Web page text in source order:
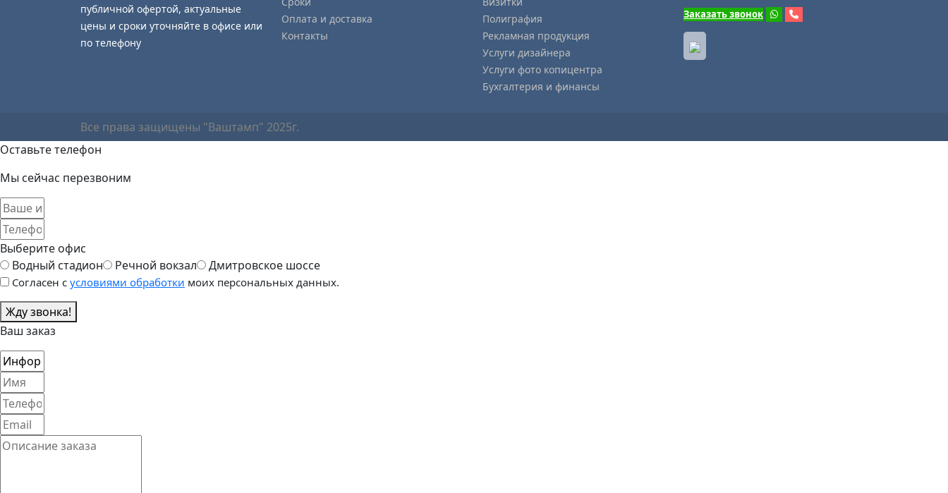
публичной офертой, актуальные
цены и сроки уточняйте в офисе или
по телефону
Оплата и доставка
Контакты
Полиграфия
Рекламная продукция
Услуги дизайнера
Услуги фото копицентра
Бухгалтерия и финансы
Заказать звонок
Все права защищены "Ваштамп" 2025г.
Оставьте телефон
Мы сейчас перезвоним
Выберите офис
Водный стадион
Речной вокзал Дмитровское шоссе
Согласен с условиями обработки моих персональных данных.
Жду звонка!
Ваш заказ